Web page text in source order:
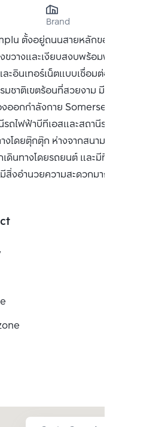
Brand
ตั้งอยู่ถนนสายหลักของสาทรใต้ ให้
วางและเงียบสงบพร้อมพื้นที่ปรุง
อินเทอร์เน็ตแบบเชื่อมต่อผ่านสายฟรี
าติเขตร้อนที่สวยงาม มีสระว่ายน้ำใน
ออกกำลังกาย Somerset Park
ไฟฟ้าบีทีเอสและสถานีรถไฟใต้ดิน
โดยตุ๊กตุ๊ก ห่างจากสนามบิน
นทางโดยรถยนต์ และมีที่จอดรถฟรี
งอำนวยความสะดวกมากมาย